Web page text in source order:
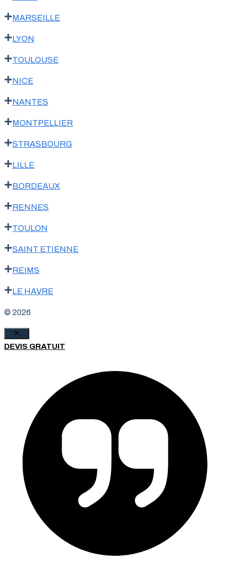
MARSEILLE
LYON
TOULOUSE
NICE
NANTES
MONTPELLIER
STRASBOURG
LILLE
BORDEAUX
RENNES
TOULON
SAINT ETIENNE
REIMS
LE HAVRE
© 2026
Fermer
DEVIS GRATUIT